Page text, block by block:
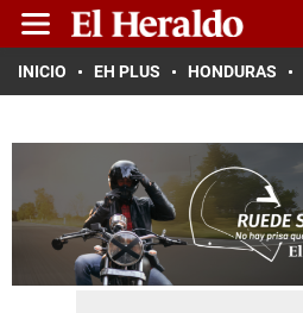
INICIO EH PLUS HONDURAS